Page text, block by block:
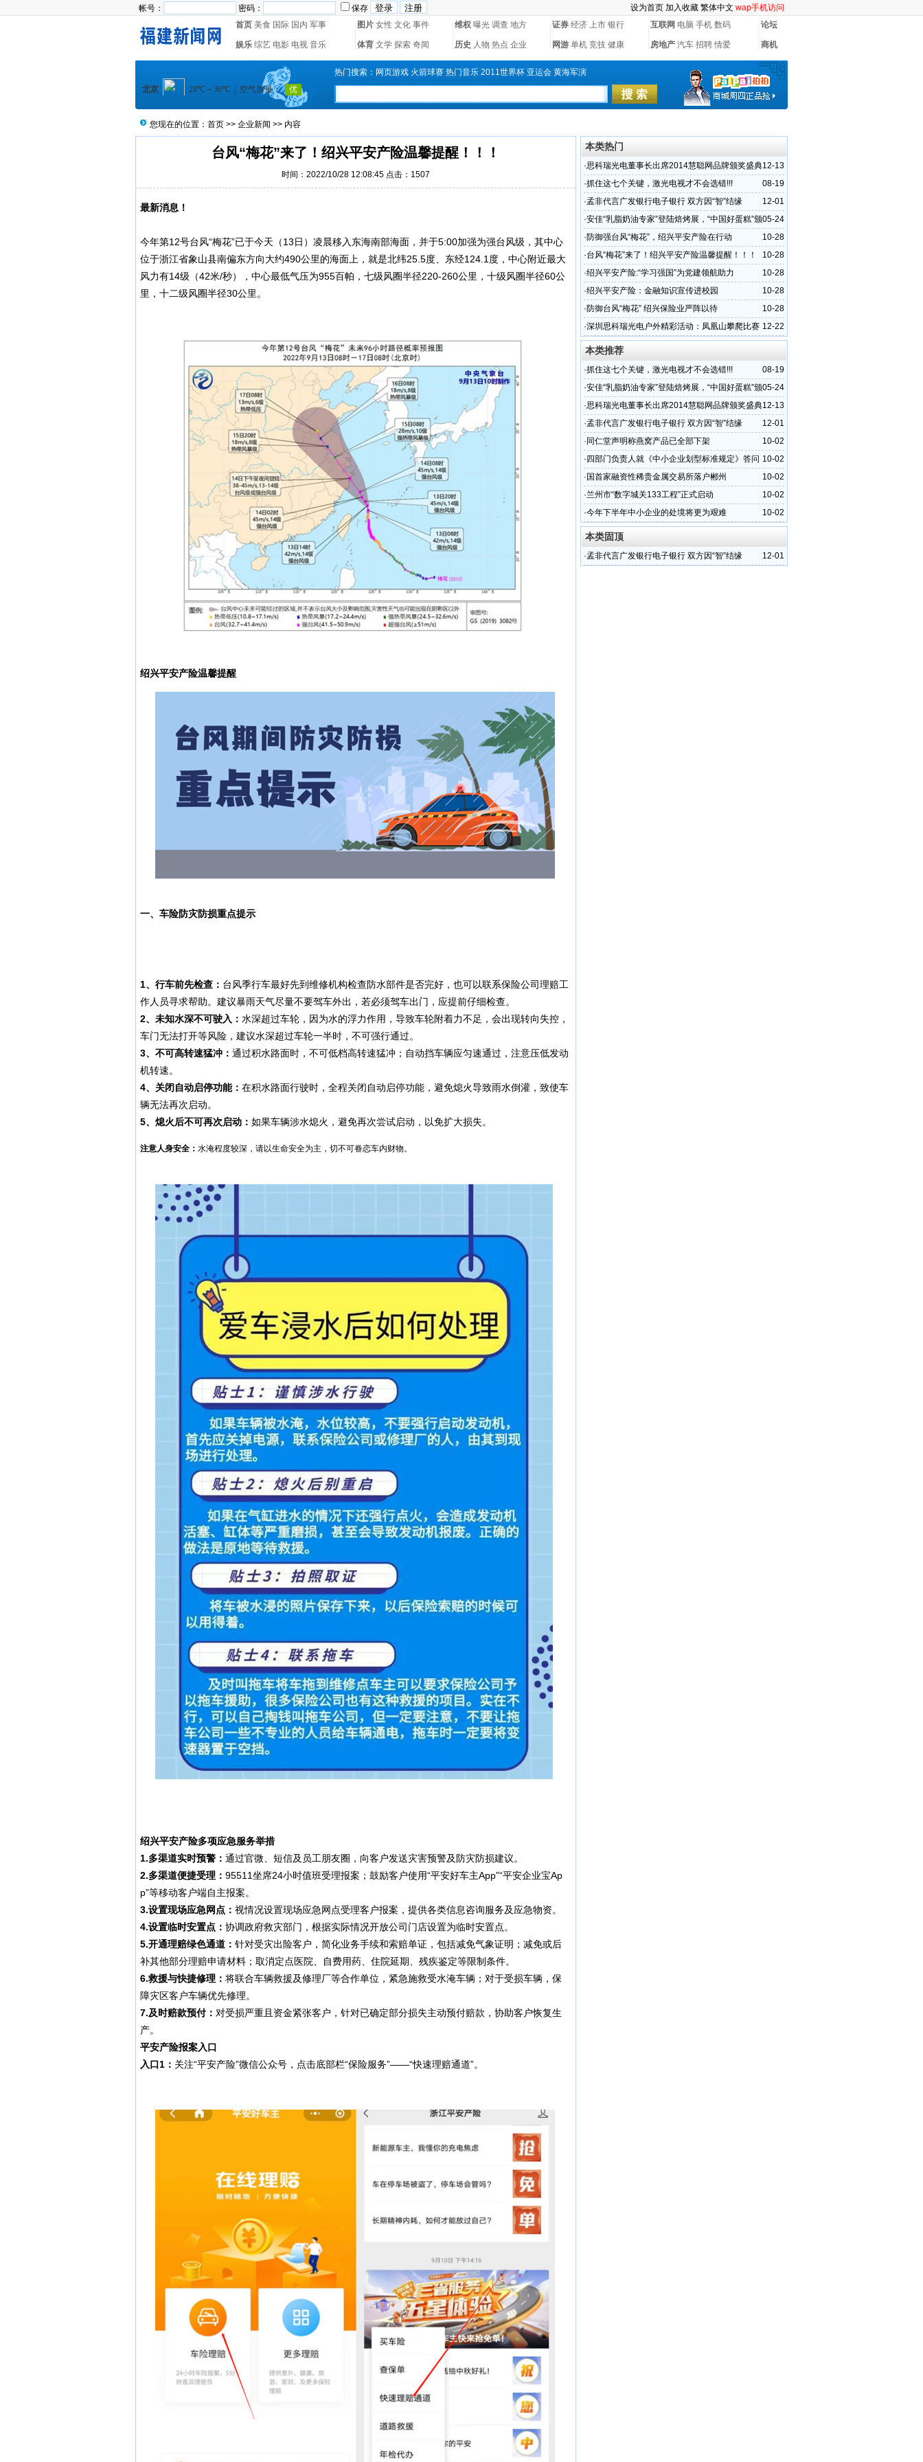
帐号： 密码： 保存 设为首页 加入收藏 繁体中文 wap手机访问
首页 美食 国际 国内 军事 图片 女性 文化 事件 维权 曝光 调查 地方 证券 经济 上市 银行 互联网 电脑 手机 数码 论坛
娱乐 综艺 电影 电视 音乐 体育 文学 探索 奇闻 历史 人物 热点 企业 网游 单机 竞技 健康 房地产 汽车 招聘 情爱 商机
热门搜索： 网页游戏 火箭球赛 热门音乐 2011世界杯 亚运会 黄海军演
您现在的位置： 首页 >> 企业新闻 >> 内容
台风“梅花”来了！绍兴平安产险温馨提醒！！！
时间：2022/10/28 12:08:45 点击：1507
最新消息！
今年第12号台风“梅花”已于今天（13日）凌晨移入东海南部海面，并于5:00加强为强台风级，其中心
位于浙江省象山县南偏东方向大约490公里的海面上，就是北纬25.5度、东经124.1度，中心附近最大
风力有14级（42米/秒），中心最低气压为955百帕，七级风圈半径220-260公里，十级风圈半径60公
里，十二级风圈半径30公里。
绍兴平安产险温馨提醒
一、车险防灾防损重点提示
1、行车前先检查： 台风季行车最好先到维修机构检查防水部件是否完好，也可以联系保险公司理赔工
作人员寻求帮助。建议暴雨天气尽量不要驾车外出，若必须驾车出门，应提前仔细检查。
2、未知水深不可驶入： 水深超过车轮，因为水的浮力作用，导致车轮附着力不足，会出现转向失控，
车门无法打开等风险，建议水深超过车轮一半时，不可强行通过。
3、不可高转速猛冲： 通过积水路面时，不可低档高转速猛冲；自动挡车辆应匀速通过，注意压低发动
机转速。
4、关闭自动启停功能： 在积水路面行驶时，全程关闭自动启停功能，避免熄火导致雨水倒灌，致使车
辆无法再次启动。
5、熄火后不可再次启动： 如果车辆涉水熄火，避免再次尝试启动，以免扩大损失。
注意人身安全： 水淹程度较深，请以生命安全为主，切不可眷恋车内财物。
绍兴平安产险多项应急服务举措
1.多渠道实时预警： 通过官微、短信及员工朋友圈，向客户发送灾害预警及防灾防损建议。
2.多渠道便捷受理： 95511坐席24小时值班受理报案；鼓励客户使用“平安好车主App”“平安企业宝Ap
p”等移动客户端自主报案。
3.设置现场应急网点： 视情况设置现场应急网点受理客户报案，提供各类信息咨询服务及应急物资。
4.设置临时安置点： 协调政府救灾部门，根据实际情况开放公司门店设置为临时安置点。
5.开通理赔绿色通道： 针对受灾出险客户，简化业务手续和索赔单证，包括减免气象证明；减免或后
补其他部分理赔申请材料；取消定点医院、自费用药、住院延期、残疾鉴定等限制条件。
6.救援与快捷修理： 将联合车辆救援及修理厂等合作单位，紧急施救受水淹车辆；对于受损车辆，保
障灾区客户车辆优先修理。
7.及时赔款预付： 对受损严重且资金紧张客户，针对已确定部分损失主动预付赔款，协助客户恢复生
产。
平安产险报案入口
入口1： 关注“平安产险”微信公众号，点击底部栏“保险服务”——“快速理赔通道”。
本类热门
12-13
·思科瑞光电董事长出席2014慧聪网品牌颁奖盛典
（组图）
08-19
·抓住这七个关键，激光电视才不会选错!!!
12-01
·孟非代言广发银行电子银行 双方因“智”结缘
05-24
·安佳“乳脂奶油专家”登陆焙烤展，“中国好蛋糕”颁
奖圆满举办
10-28
·防御强台风“梅花”，绍兴平安产险在行动
10-28
·台风“梅花”来了！绍兴平安产险温馨提醒！！！
10-28
·绍兴平安产险:“学习强国”为党建领航助力
10-28
·绍兴平安产险：金融知识宣传进校园
10-28
·防御台风“梅花” 绍兴保险业严阵以待
12-22
·深圳思科瑞光电户外精彩活动：凤凰山攀爬比赛
本类推荐
08-19
·抓住这七个关键，激光电视才不会选错!!!
05-24
·安佳“乳脂奶油专家”登陆焙烤展，“中国好蛋糕”颁
奖圆满举办
12-13
·思科瑞光电董事长出席2014慧聪网品牌颁奖盛典
（组图）
12-01
·孟非代言广发银行电子银行 双方因“智”结缘
10-02
· 同仁堂声明称燕窝产品已全部下架
10-02
· 四部门负责人就《中小企业划型标准规定》答问
10-02
· 国首家融资性稀贵金属交易所落户郴州
10-02
·兰州市“数字城关133工程”正式启动
10-02
·今年下半年中小企业的处境将更为艰难
本类固顶
12-01
·孟非代言广发银行电子银行 双方因“智”结缘